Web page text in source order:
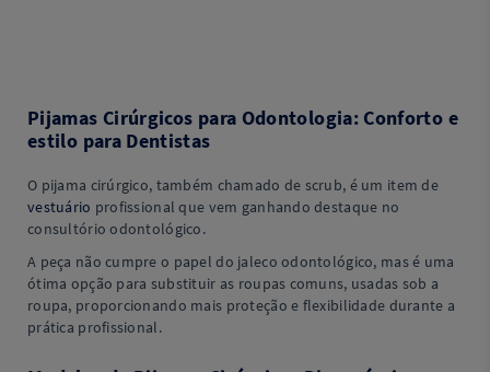
Pijamas Cirúrgicos para Odontologia: Conforto e
estilo para Dentistas
O pijama cirúrgico, também chamado de scrub, é um item de
vestuário profissional que vem ganhando destaque no
consultório odontológico.
A peça não cumpre o papel do jaleco odontológico, mas é uma
ótima opção para substituir as roupas comuns, usadas sob a
roupa, proporcionando mais proteção e flexibilidade durante a
prática profissional.